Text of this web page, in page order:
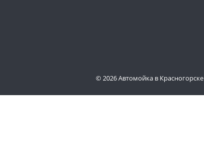
© 2026 Автомойка в Красногорске